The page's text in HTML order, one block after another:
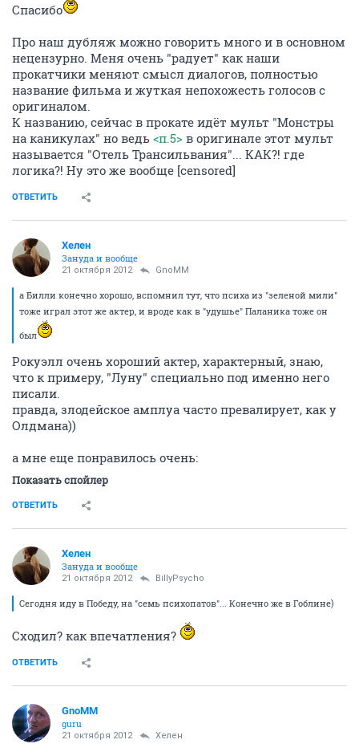
Спасибо
Про наш дубляж можно говорить много и в основном
нецензурно. Меня очень "радует" как наши
прокатчики меняют смысл диалогов, полностью
название фильма и жуткая непохожесть голосов с
оригиналом.
К названию, сейчас в прокате идёт мульт "Монстры
на каникулах" но ведь <п.5> в оригинале этот мульт
называется "Отель Трансильвания"... КАК?! где
логика?! Ну это же вообще [censored]
ОТВЕТИТЬ
Хелен
Зануда и вообще
21 октября 2012 GnoMM
а Билли конечно хорошо, вспомнил тут, что психа из "зеленой мили"
тоже играл этот же актер, и вроде как в "удушье" Паланика тоже он
был
Рокуэлл очень хороший актер, характерный, знаю,
что к примеру, "Луну" специально под именно него
писали.
правда, злодейское амплуа часто превалирует, как у
Олдмана))
а мне еще понравилось очень:
Показать спойлер
ОТВЕТИТЬ
Хелен
Зануда и вообще
21 октября 2012 BillyPsycho
Сегодня иду в Победу, на "семь психопатов"... Конечно же в Гоблине)
Сходил? как впечатления?
ОТВЕТИТЬ
GnoMM
guru
21 октября 2012 Хелен